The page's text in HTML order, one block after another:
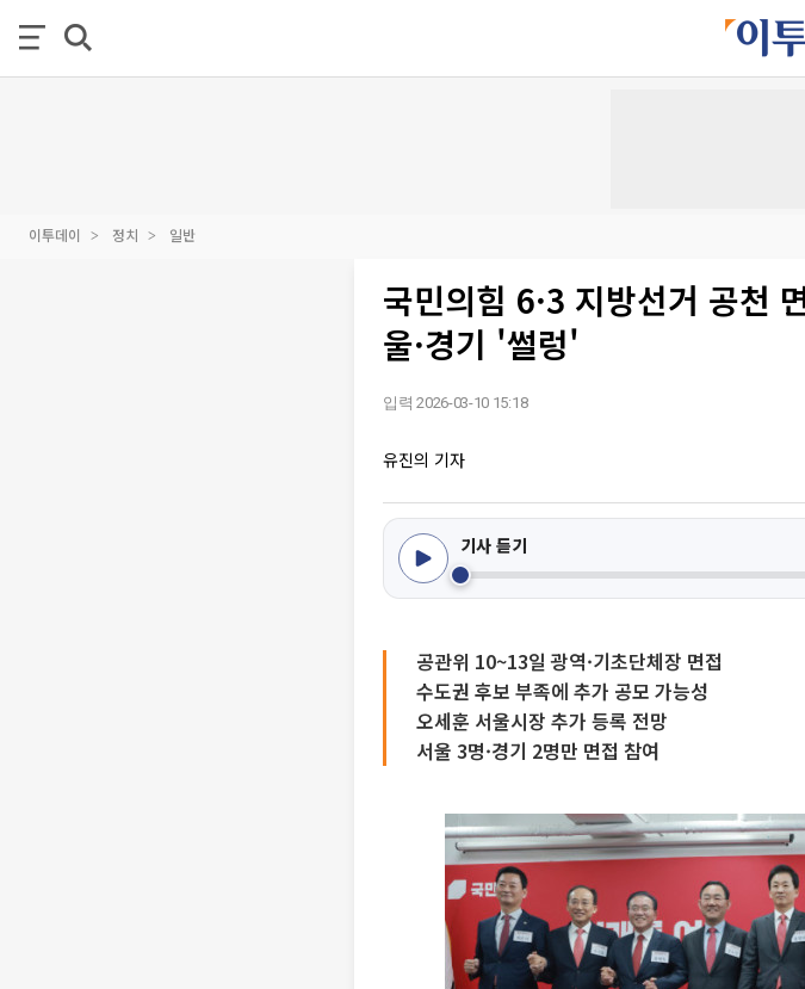
이투데이 정치 일반
국민의힘 6·3 지방선거 공천
울·경기 '썰렁'
입력 2026-03-10 15:18
유진의 기자
기사 듣기
공관위 10~13일 광역·기초단체장 면접
수도권 후보 부족에 추가 공모 가능성
오세훈 서울시장 추가 등록 전망
서울 3명·경기 2명만 면접 참여